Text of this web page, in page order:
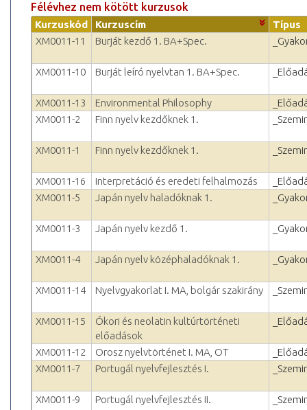
Félévhez nem kötött kurzusok
Kurzuskód Kurzuscím
Típus
XM0011-11
Burját kezdő 1. BA+Spec.
XM0011-10 Burját leíró nyelvtan 1. BA+Spec.
XM0011-13 Environmental Philosophy
XM0011-2
Finn nyelv kezdőknek 1.
XM0011-1 Finn nyelv kezdőknek 1.
XM0011-16 Interpretáció és eredeti felhalmozás
XM0011-5
Japán nyelv haladóknak 1.
XM0011-3 Japán nyelv kezdő 1.
XM0011-4 Japán nyelv középhaladóknak 1.
XM0011-14 Nyelvgyakorlat I. MA, bolgár szakirány
XM0011-15
Ókori és neolatin kultúrtörténeti
előadások
XM0011-12 Orosz nyelvtörténet I. MA, OT
XM0011-7
Portugál nyelvfejlesztés I.
XM0011-9 Portugál nyelvfejlesztés II.